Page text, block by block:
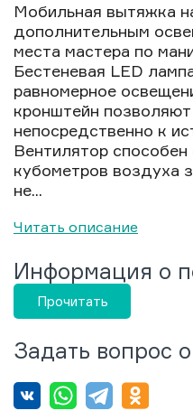
Мобильная вытяжка
дополнительным
места мастера по
Бестеневая LED
равномерное
кронштейн
непосредственно к
Вентилятор
кубометров воздуха
не...
Читать описание
Информация о
Прочитать
Задать вопрос